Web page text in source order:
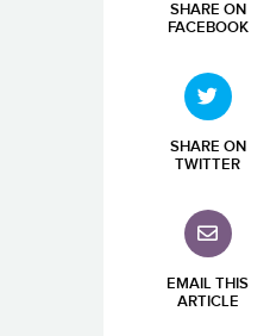
SHARE ON
FACEBOOK
SHARE ON
TWITTER
EMAIL THIS
ARTICLE